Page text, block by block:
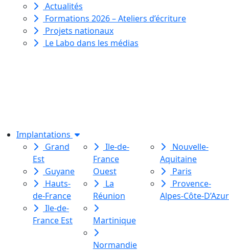
Actualités
Formations 2026 – Ateliers d’écriture
Projets nationaux
Le Labo dans les médias
Implantations
Grand
Est
Guyane
Hauts-
de-France
Ile-de-
France Est
Ile-de-
France
Ouest
La
Réunion
Martinique
Normandie
Nouvelle-
Aquitaine
Paris
Provence-
Alpes-Côte-D’Azur